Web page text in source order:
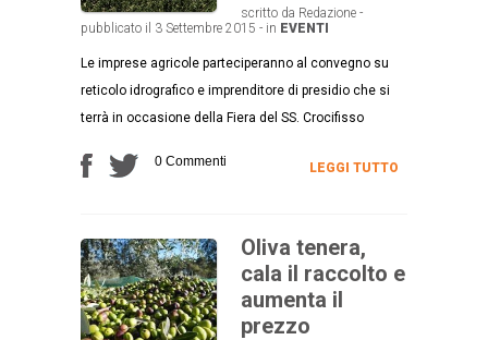
scritto da Redazione -
pubblicato il 3 Settembre 2015 - in EVENTI
Le imprese agricole parteciperanno al convegno su
reticolo idrografico e imprenditore di presidio che si
terrà in occasione della Fiera del SS. Crocifisso
0 Commenti LEGGI TUTTO
Oliva tenera,
cala il raccolto e
aumenta il
prezzo